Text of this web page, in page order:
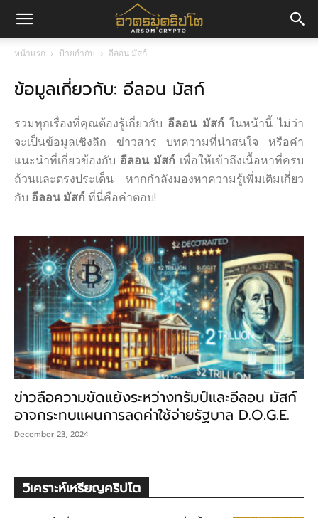
มค
หน้าแรก ป้ายกำกับ อีลอน มัสก์
ข้อมูลเกี่ยวกับ: อีลอน มัสก์
รวมทุกเรื่องที่คุณต้องรู้เกี่ยวกับ อีลอน มัสก์ในหน้านี้ ไม่ว่า
จะเป็นข้อมูลเชิงลึก ข่าวสาร บทความที่น่าสนใจ หรือคำ
แนะนำที่เกี่ยวข้องกับ อีลอน มัสก์ เพื่อให้เข้าถึงเนื้อหาที่ครบ
ถ้วนและตรงประเด็น หากกำลังมองหาความรู้เพิ่มเติมเกี่ยว
กับ อีลอน มัสก์ที่นี่คือคำตอบ!
ข่าวลือความขัดแย้งระหว่างทรัมป์และอีลอน มัสก์
อาจกระทบแผนการลดค่าใช้จ่ายรัฐบาล D.O.G.E.
December 23, 2024
วิเคราะห์เหรียญคริปโต